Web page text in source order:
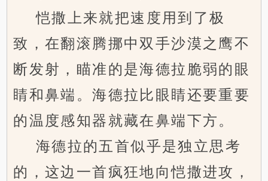
恺撒上来就把速度用到了极
致，在翻滚腾挪中双手沙漠之鹰不
断发射，瞄准的是海德拉脆弱的眼
睛和鼻端。海德拉比眼睛还要重要
的温度感知器就藏在鼻端下方。
海德拉的五首似乎是独立思考
的，这边一首疯狂地向恺撒进攻，